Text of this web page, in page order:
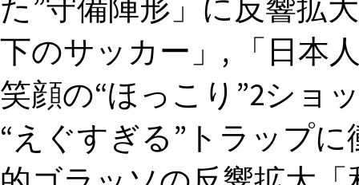
た”守備陣形」に反響拡
下のサッカー」, 「日本
笑顔の“ほっこり”2ショ
“えぐすぎる”トラップ